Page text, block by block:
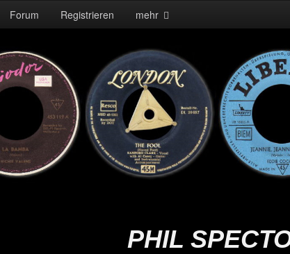
Forum Registrieren mehr
PHIL